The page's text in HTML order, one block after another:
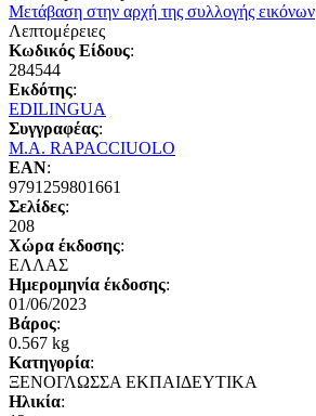
Μετάβαση στην αρχή της συλλογής εικόνων
Λεπτομέρειες
Κωδικός Είδους:
284544
Εκδότης:
EDILINGUA
Συγγραφέας:
M.A. RAPACCIUOLO
EAN:
9791259801661
Σελίδες:
208
Χώρα έκδοσης:
ΕΛΛΑΣ
Ημερομηνία έκδοσης:
01/06/2023
Βάρος:
0.567 kg
Κατηγορία:
ΞΕΝΟΓΛΩΣΣΑ ΕΚΠΑΙΔΕΥΤΙΚΑ
Ηλικία: